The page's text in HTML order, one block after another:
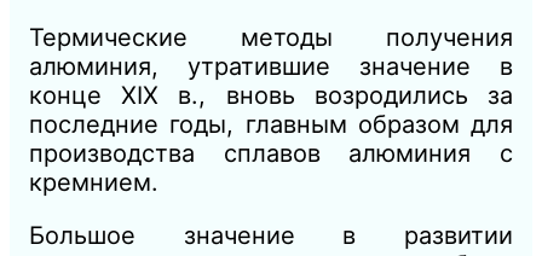
Термические методы получения
алюминия, утратившие значение в
конце XIX в., вновь возродились за
последние годы, главным образом для
производства сплавов алюминия с
кремнием.
Большое значение в развитии